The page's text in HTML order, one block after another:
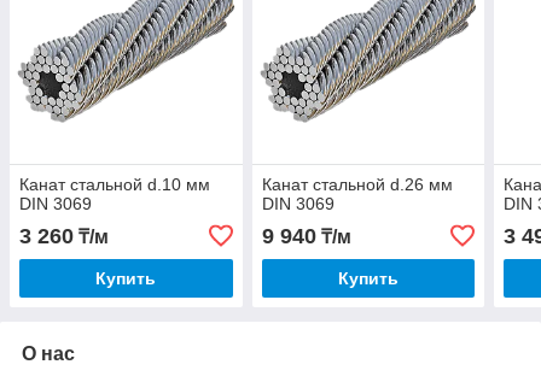
Канат стальной d.10 мм
DIN 3069
3 260 ₸/м
Купить
Канат стальной d.26 мм
DIN 3069
9 940₸/м
Купить
DIN
3
О нас